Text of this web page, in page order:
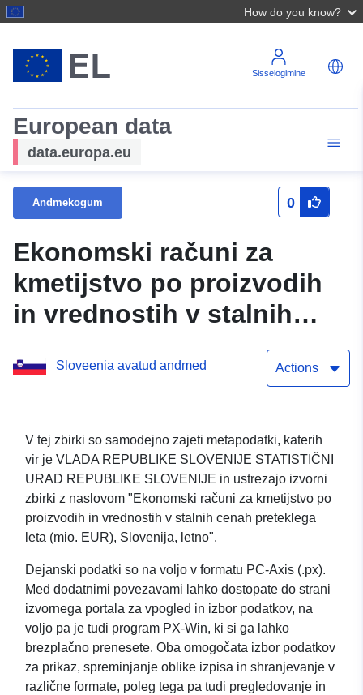
How do you know?
Sisselogimine
European data
data.europa.eu
Andmekogum 0
Ekonomski računi za
kmetijstvo po proizvodih
in vrednostih v stalnih
cenah preteklega leta (mio.
EUR), Slovenija, letno
Sloveenia avatud andmed Actions
V tej zbirki so samodejno zajeti metapodatki, katerih
vir je VLADA REPUBLIKE SLOVENIJE STATISTIČNI
URAD REPUBLIKE SLOVENIJE in ustrezajo izvorni
zbirki z naslovom "Ekonomski računi za kmetijstvo po
proizvodih in vrednostih v stalnih cenah preteklega
leta (mio. EUR), Slovenija, letno".
Dejanski podatki so na voljo v formatu PC-Axis (.px).
Med dodatnimi povezavami lahko dostopate do strani
izvornega portala za vpogled in izbor podatkov, na
voljo pa je tudi program PX-Win, ki si ga lahko
brezplačno prenesete. Oba omogočata izbor podatkov
za prikaz, spreminjanje oblike izpisa in shranjevanje v
različne formate, poleg tega pa tudi pregledovanje in